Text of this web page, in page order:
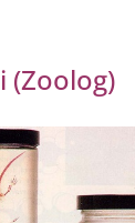
(Zoolog)